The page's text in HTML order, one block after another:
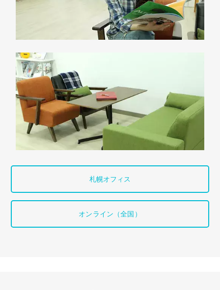
札幌オフィス
オンライン（全国）